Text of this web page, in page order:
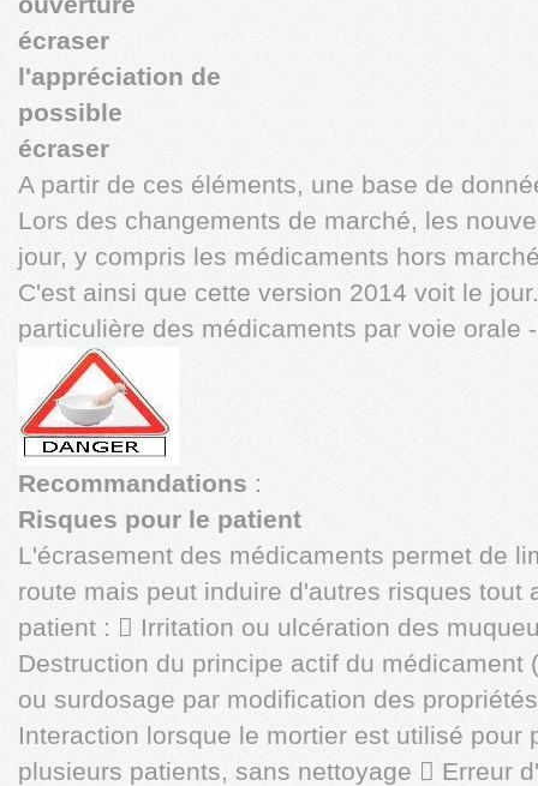
écraser
l'appréciation de
possible
écraser
A partir de ces éléments, une base de
Lors des changements de marché, les
jour, y compris les médicaments hors
C'est ainsi que cette version 2014 voit le
particulière des médicaments par voie orale
Recommandations :
Risques pour le patient
L'écrasement des médicaments permet de
route mais peut induire d'autres risques tout
patient :  Irritation ou ulcération des
Destruction du principe actif du médicament
ou surdosage par modification des
Interaction lorsque le mortier est utilisé pour
plusieurs patients, sans nettoyage  Erreur